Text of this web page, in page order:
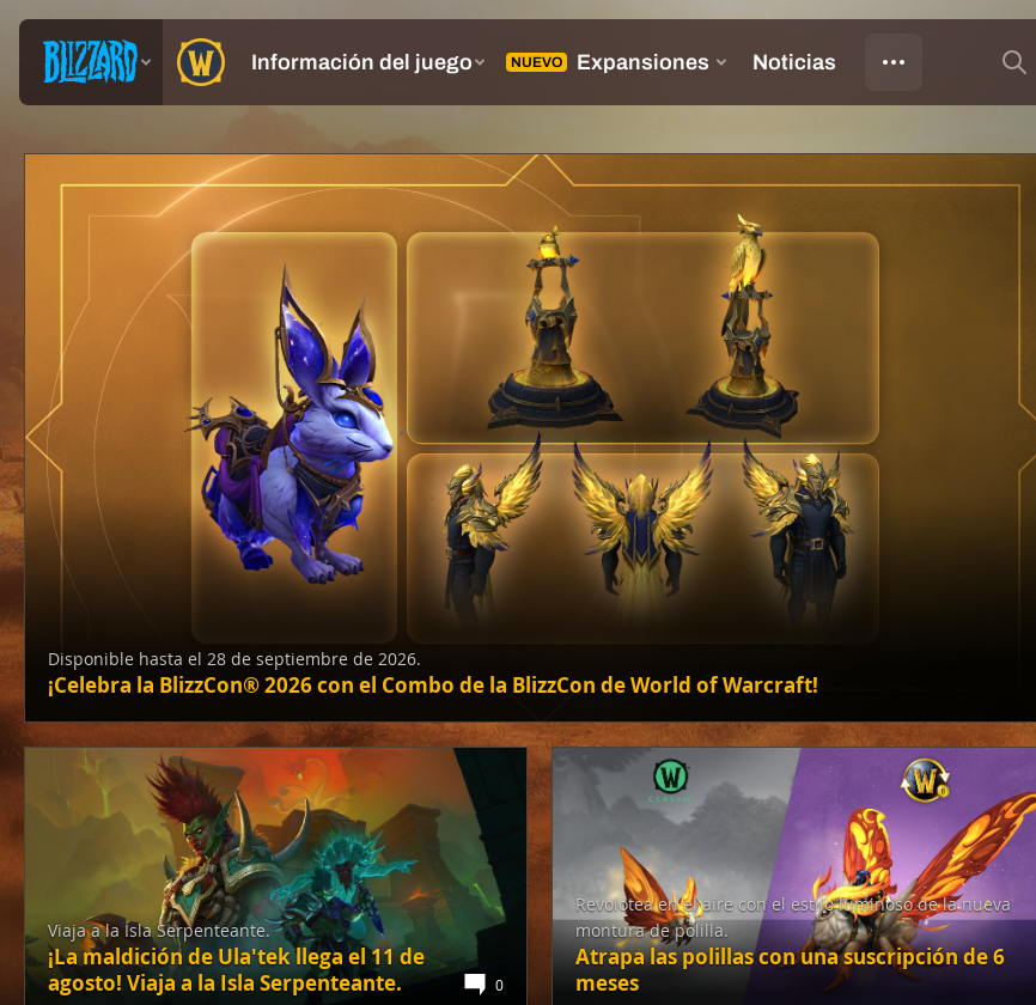
Disponible hasta el 28 de septiembre de 2026.
¡Celebra la BlizzCon® 2026 con el Combo de la BlizzCon de World of Warcraft!
Viaja a la Isla Serpenteante.
¡La maldición de Ula'tek llega el 11 de
agosto! Viaja a la Isla Serpenteante.
0
Revolotea en el aire con el estilo luminoso de la nueva
montura de polilla.
Atrapa las polillas con una suscripción de 6
meses